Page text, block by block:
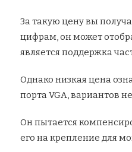
За такую ​​цену вы
цифрам, он может
является поддержка
Однако низкая цена
порта VGA, вариантов
Он пытается
его на крепление для